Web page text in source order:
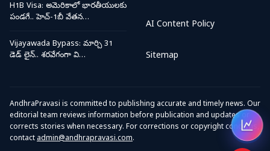
H1B Visa: అమెరికాలో భారతీయులకు
పండగే.. హెచ్-1బీ వేతన…
Vijayawada Bypass: మార్చి 31
డెడ్ లైన్.. శరవేగంగా వి…
AI Content Policy
Sitemap
AndhraPravasi is committed to publishing accurate and timely news. Our
editorial team reviews information before publication and updates or
corrects stories when necessary. For corrections or copyright concerns,
contactadmin@andhrapravasi.com.